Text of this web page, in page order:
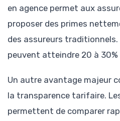
en agence permet aux
proposer des primes
des assureurs traditionnels.
peuvent atteindre 20 à
Un autre avantage majeur
la transparence tarifaire.
permettent de comparer